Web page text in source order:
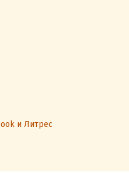
и Литрес